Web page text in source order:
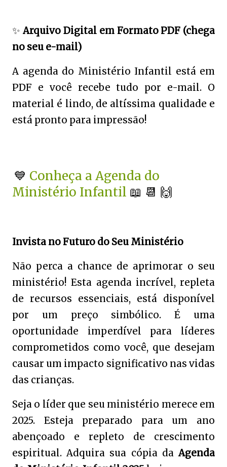
✨ Arquivo Digital em Formato PDF (chega
no seu e-mail)
A agenda do Ministério Infantil está em
PDF e você recebe tudo por e-mail. O
material é lindo, de altíssima qualidade e
está pronto para impressão!
💙 Conheça a Agenda do
Ministério Infantil 📖 📆 🙌
Invista no Futuro do Seu Ministério
Não perca a chance de aprimorar o seu
ministério! Esta agenda incrível, repleta
de recursos essenciais, está disponível
por um preço simbólico. É uma
oportunidade imperdível para líderes
comprometidos como você, que desejam
causar um impacto significativo nas vidas
das crianças.
Seja o líder que seu ministério merece em
2025. Esteja preparado para um ano
abençoado e repleto de crescimento
espiritual. Adquira sua cópia da Agenda